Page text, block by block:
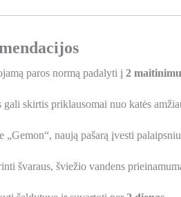
paros normą padalyti į 2
gali skirtis priklausomai nuo katės
„Gemon“, naują pašarą įvesti
švaraus, šviežio vandens